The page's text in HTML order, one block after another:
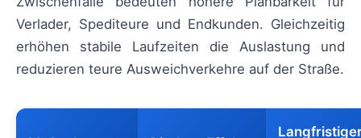
Verlader, Spediteure und Endkunden. Gleichzeitig
erhöhen stabile Laufzeiten die Auslastung und
reduzieren teure Ausweichverkehre auf der Straße.